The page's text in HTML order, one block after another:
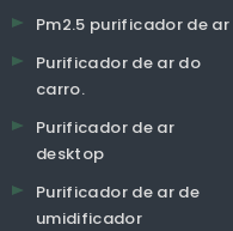
Pm2.5 purificador de ar
Purificador de ar do
carro.
Purificador de ar
desktop
Purificador de ar de
umidificador